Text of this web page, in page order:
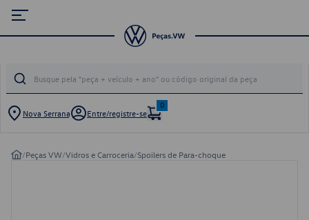
Nova Serrana Entre/registre-se
0
/Peças VW/Vidros e Carroceria/Spoilers de Para-choque